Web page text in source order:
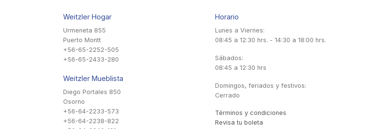
Weitzler Hogar
Urmeneta 855
Puerto Montt
+56-65-2252-505
+56-65-2433-280
Weitzler Mueblista
Diego Portales 850
Osorno
+56-64-2233-573
+56-64-2238-822
Horario
Lunes a Viernes:
08:45 a 12:30 hrs. - 14:30 a 18:00 hrs.
Sábados:
08:45 a 12:30 hrs
Domingos, feriados y festivos:
Cerrado
Términos y condiciones
Revisa tu boleta